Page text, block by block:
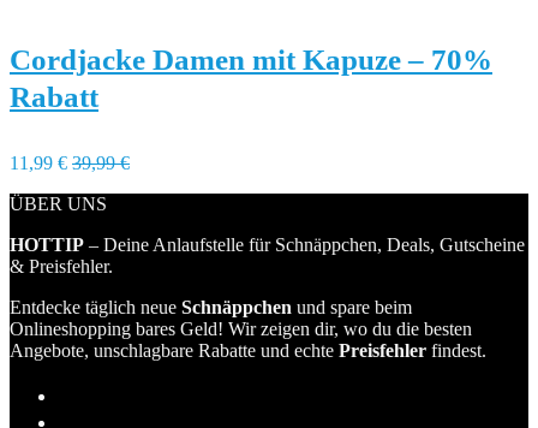
Cordjacke Damen mit Kapuze – 70%
Rabatt
11,99 € 39,99 €
ÜBER UNS
HOTTIP – Deine Anlaufstelle für Schnäppchen, Deals, Gutscheine
& Preisfehler.
Entdecke täglich neue Schnäppchen und spare beim
Onlineshopping bares Geld! Wir zeigen dir, wo du die besten
Angebote, unschlagbare Rabatte und echte Preisfehler findest.